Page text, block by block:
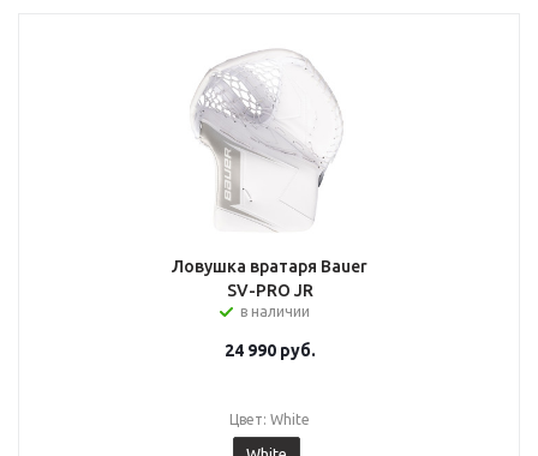
Ловушка вратаря Bauer
SV-PRO JR
в наличии
24 990руб.
Цвет: White